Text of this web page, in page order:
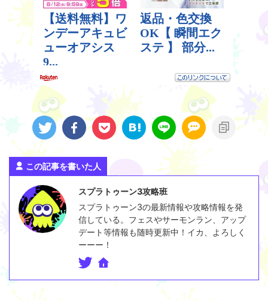
この記事を書いた人
スプラトゥーン3攻略班
スプラトゥーン3の最新情報や攻略情報を発
信している。フェスやサーモンラン、アップ
デート等情報も随時更新中！イカ、よろしく
ーーー！